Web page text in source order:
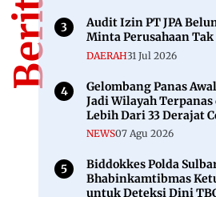
Audit Izin PT JPA
Minta Perusahaan
DAERAH31 Jul 2026
Gelombang Panas
Jadi Wilayah Terpanas
Lebih Dari 33 Derajat
NEWS07 Agu 2026
Biddokkes Polda
Bhabinkamtibmas
untuk Deteksi Dini